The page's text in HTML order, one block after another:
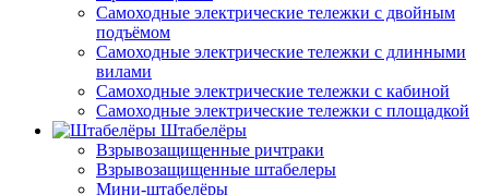
Самоходные электрические тележки с двойным
подъёмом
Самоходные электрические тележки с длинными
вилами
Самоходные электрические тележки с кабиной
Самоходные электрические тележки с площадкой
Штабелёры
Взрывозащищенные ричтраки
Взрывозащищенные штабелеры
Мини-штабелёры